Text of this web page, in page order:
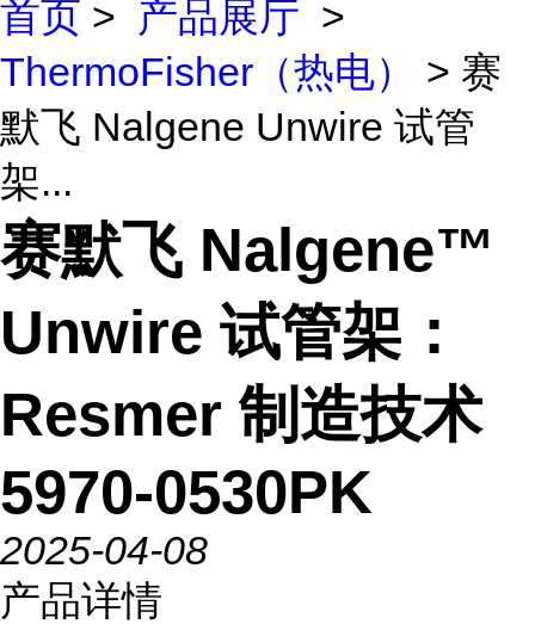
首页 > 产品展厅 >
ThermoFisher（热电）
> 赛
默飞 Nalgene Unwire 试管
架...
赛默飞 Nalgene™
Unwire 试管架：
Resmer 制造技术
5970-0530PK
2025-04-08
产品详情